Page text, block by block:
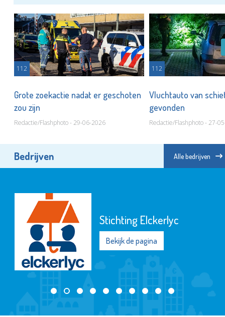
112
Grote zoekactie nadat er geschoten
zou zijn
Redactie/Flashphoto - 29-06-2026
112
Vluchtauto van
gevonden
Redactie/Flashphoto - 27-
Bedrijven Alle bedrijven
Stichting Elckerlyc
Bekijk de pagina